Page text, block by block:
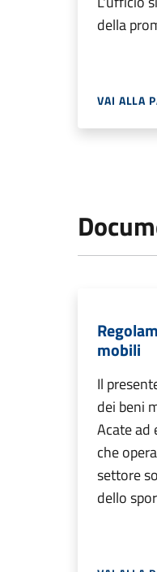
della
VAI ALLA
mobili
Il
dei beni
Acate ad
che
settore
dello